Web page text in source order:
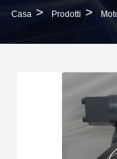
Casa > Prodotti >